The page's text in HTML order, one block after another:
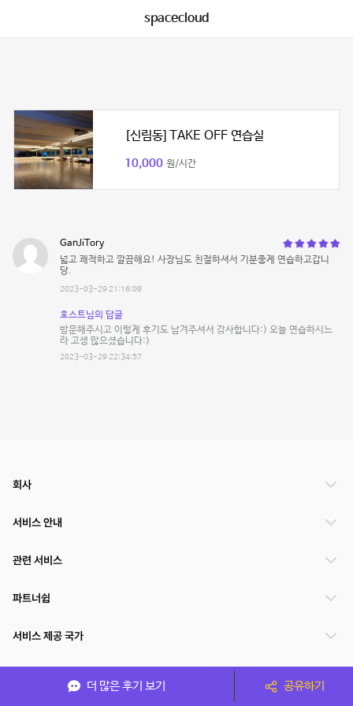
spacecloud
[신림동] TAKE OFF 연습실
10,000 원/시간
GanJiTory
넓고 쾌적하고 깔끔해요! 사장님도 친절하셔서 기분좋게 연습하고갑니
당.
2023-03-29 21:16:09
호스트님의 답글
방문해주시고 이렇게 후기도 남겨주셔서 감사합니다:) 오늘 연습하시느
라 고생 많으셨습니다:)
2023-03-29 22:34:57
더 많은 후기 보기 공유하기
회사
서비스 안내
관련 서비스
파트너쉽
서비스 제공 국가
(주)NSPACE 사업자정보